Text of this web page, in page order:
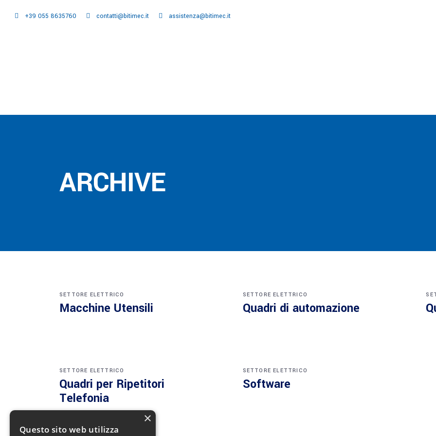
+39 055 8635760 contatti@bitimec.it assistenza@bitimec.it
ARCHIVE
SETTORE ELETTRICO
Macchine Utensili
SETTORE ELETTRICO
Quadri di automazione
SETTORE ELETTRICO
Quadri per Ripetitori
Telefonia
SETTORE ELETTRICO
Software
×
Questo sito web utilizza